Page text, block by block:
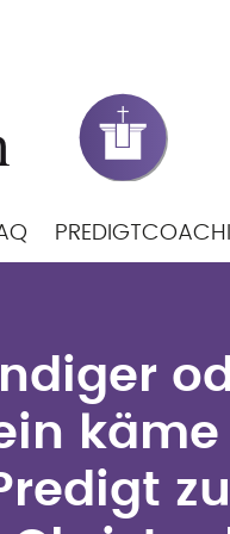
14,